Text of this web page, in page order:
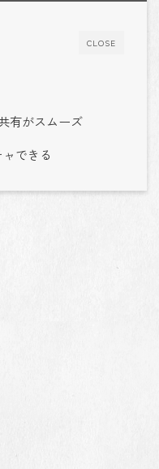
CLOSE
有がスムーズ
できる